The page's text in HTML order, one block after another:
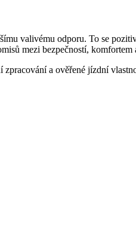
valivému odporu. To se
mezi bezpečností, komfortem
zpracování a ověřené jízdní